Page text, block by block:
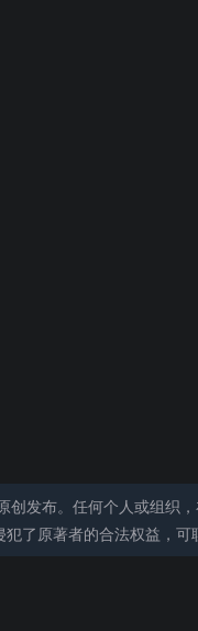
发布。任何个人或组织
了原著者的合法权益，可